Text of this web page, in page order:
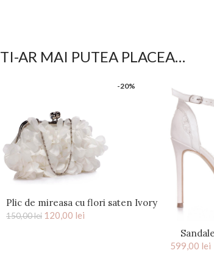
TI-AR MAI PUTEA PLACEA…
-20%
Plic de mireasa cu flori saten Ivory
Kiss
150,00lei 120,00 lei
599,00 lei